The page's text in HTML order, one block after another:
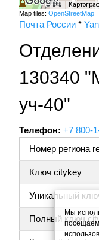
Map tiles: OpenStreetMap
Почта России *
130340
уч-40"
Телефон: +7 800-
Номер региона
Ключ citykey
Уникальный
Полный ключ
Мы